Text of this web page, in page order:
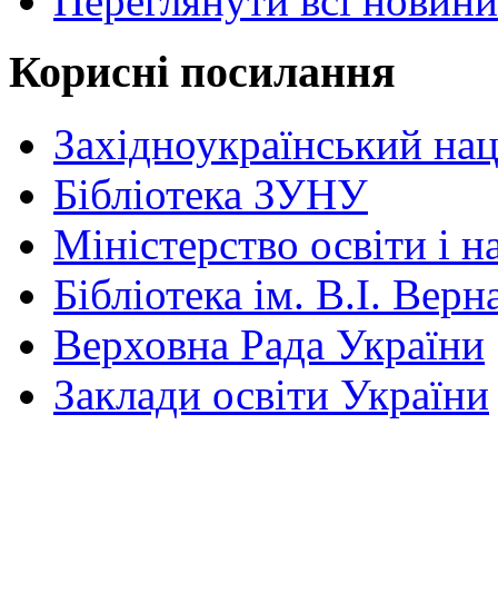
Корисні посилання
Західноукраїнський
Бібліотека ЗУНУ
Міністерство освіти і
Бібліотека ім. В.І.
Верховна Рада України
Заклади освіти України